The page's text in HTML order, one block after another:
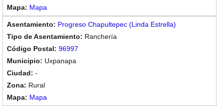
Mapa
Progreso Chapultepec (Linda Estrella)
Ranchería
96997
Uxpanapa
-
Rural
Mapa